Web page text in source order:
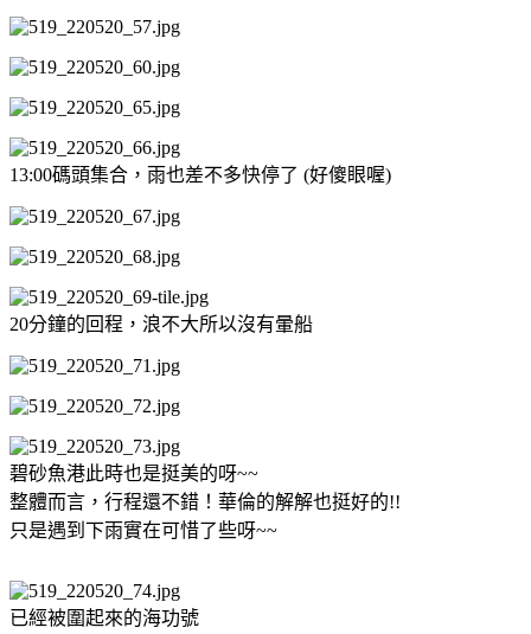
13:00碼頭集合，雨也差不多快停了 (好傻眼喔)
20分鐘的回程，浪不大所以沒有暈船
碧砂魚港此時也是挺美的呀~~
整體而言，行程還不錯！華倫的解解也挺好的!!
只是遇到下雨實在可惜了些呀~~
已經被圍起來的海功號